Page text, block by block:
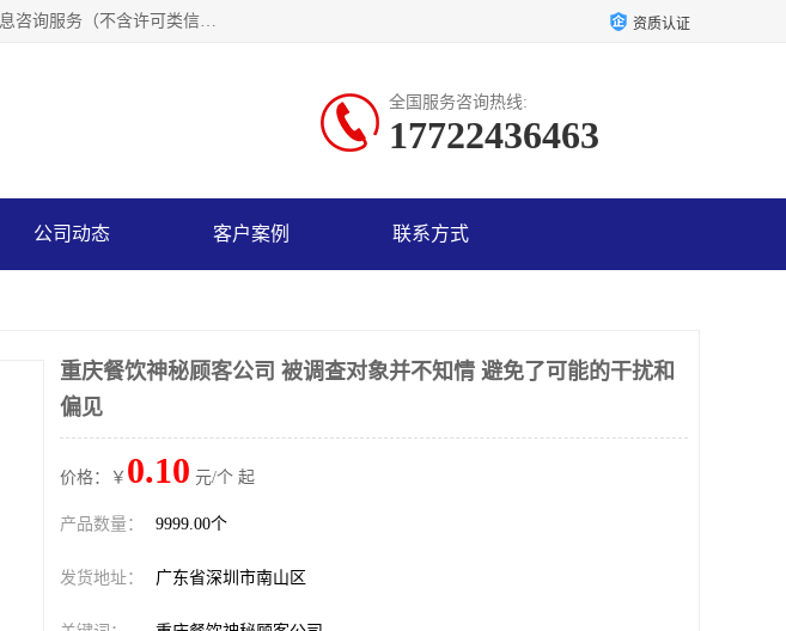
市场调查,社会调查,企业管理咨询,商务信息咨询、市场研究；物业服务评估；信息技术咨询服务；信息咨询服务（不含许可类信息咨询服务）；社会经济咨询服务；技术服务、技术开发、技术咨询、技术交流、技术转让、技术推广；企业信用调查和评估。 资质认证
全国服务咨询热线:
17722436463
公司动态 客户案例 联系方式
重庆餐饮神秘顾客公司 被调查对象并不知情 避免了可能的干扰和
偏见
价格：￥ 0.10 元/个 起
产品数量： 9999.00个
发货地址： 广东省深圳市南山区